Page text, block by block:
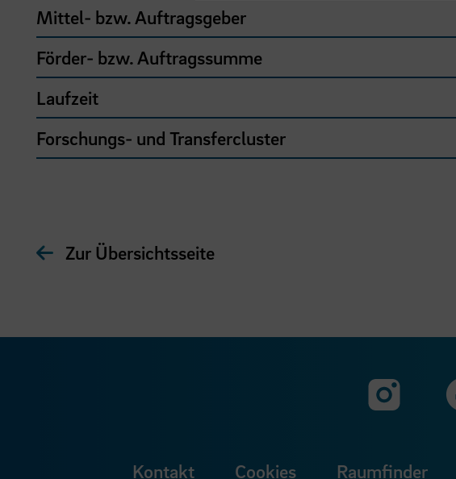
Mittel- bzw. Auftragsgeber
Förder- bzw. Auftragssumme
Laufzeit
Forschungs- und Transfercluster
Zur Übersichtsseite
Kontakt Cookies Raumfinder